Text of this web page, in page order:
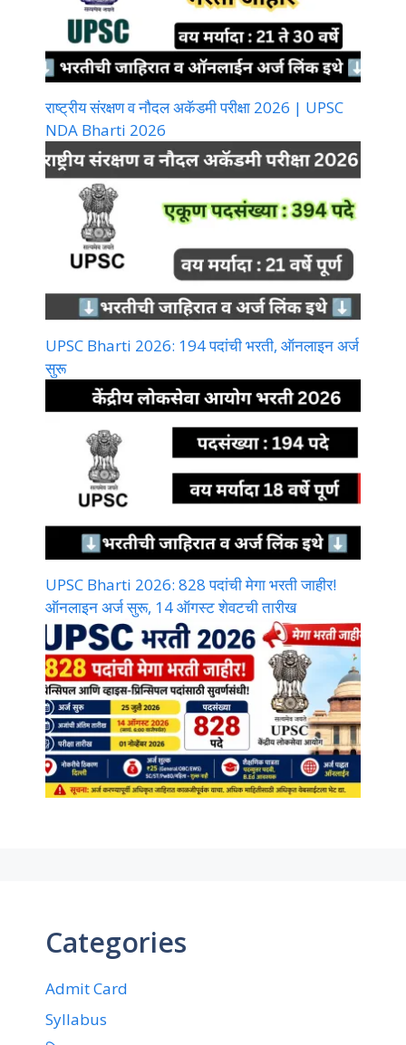
राष्ट्रीय संरक्षण व नौदल अकॅडमी परीक्षा 2026 | UPSC
NDA Bharti 2026
UPSC Bharti 2026: 194 पदांची भरती, ऑनलाइन अर्ज
सुरू
UPSC Bharti 2026: 828 पदांची मेगा भरती जाहीर!
ऑनलाइन अर्ज सुरू, 14 ऑगस्ट शेवटची तारीख
Categories
Admit Card
Syllabus